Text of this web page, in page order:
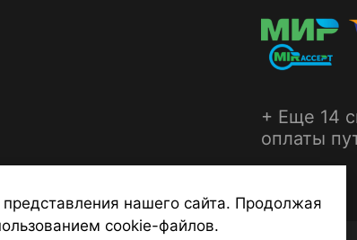
+ Еще 14
оплаты
нашего сайта. Продолжая
cookie-файлов.